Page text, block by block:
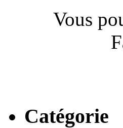
Vous
Catégorie